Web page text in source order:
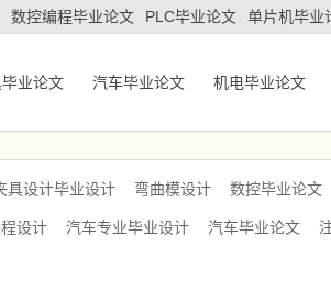
数控编程毕业论文 PLC毕业论文 单片机毕业
业论文 汽车毕业论文 机电毕业论文
具设计毕业设计 弯曲模设计 数控毕业论文
设计 汽车专业毕业设计 汽车毕业论文